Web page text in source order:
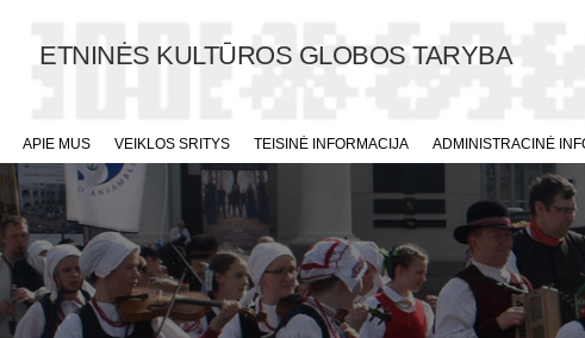
ETNINĖS KULTŪROS GLOBOS TARYBA
APIE MUS VEIKLOS SRITYS TEISINĖ INFORMACIJA ADMINISTRACINĖ